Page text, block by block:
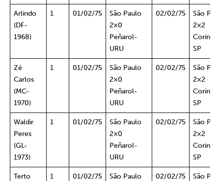
Arlindo
(DF-
1968)
1 01/02/75
São Paulo
2×0
Peñarol-
URU
02/02/75
São
2×2
SP
Zé
Carlos
(MC-
1970)
1 01/02/75
São Paulo
2×0
Peñarol-
URU
02/02/75
São
2×2
SP
Waldir
Peres
(GL-
1973)
1 01/02/75
São Paulo
2×0
Peñarol-
URU
02/02/75
São
2×2
SP
Terto
1 01/02/75
São Paulo
02/02/75
São